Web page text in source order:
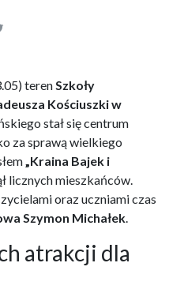
terenSzkoły
Kościuszki w
stał się centrum
za sprawą wielkiego
„Kraina Bajek i
licznych mieszkańców.
oraz uczniami czas
Szymon Michałek.
atrakcji dla